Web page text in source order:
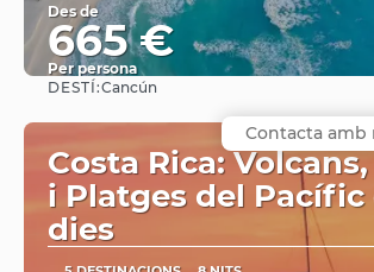
Des de
665 €
Per persona
DESTÍ:Cancún
Costa Rica:
i Platges del Pacífic
dies
Contacta amb